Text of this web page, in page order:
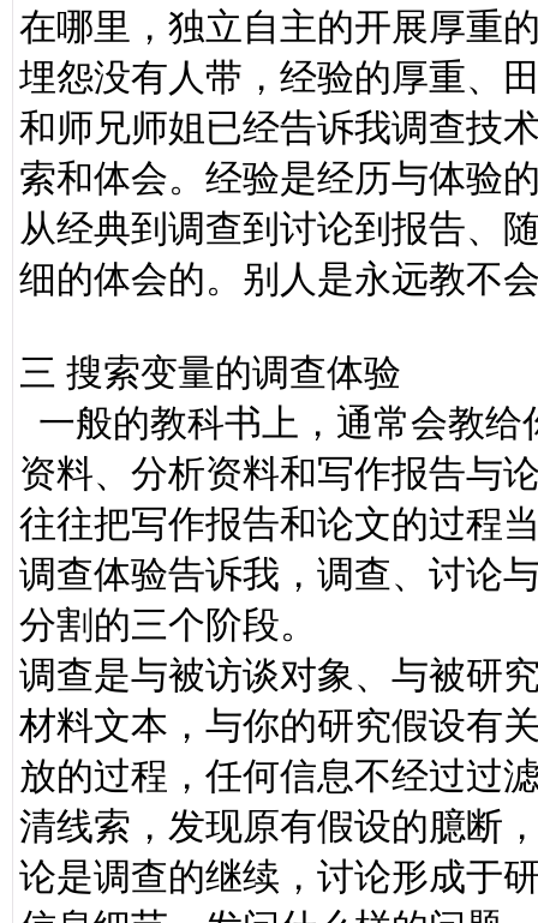
在哪里，独立自主的开展厚重
埋怨没有人带，经验的厚重、
和师兄师姐已经告诉我调查技
索和体会。经验是经历与体验
从经典到调查到讨论到报告、
细的体会的。别人是永远教不
三 搜索变量的调查体验
一般的教科书上，通常会教
资料、分析资料和写作报告与
往往把写作报告和论文的过程
调查体验告诉我，调查、讨论
分割的三个阶段。
调查是与被访谈对象、与被研
材料文本，与你的研究假设有
放的过程，任何信息不经过过
清线索，发现原有假设的臆断
论是调查的继续，讨论形成于